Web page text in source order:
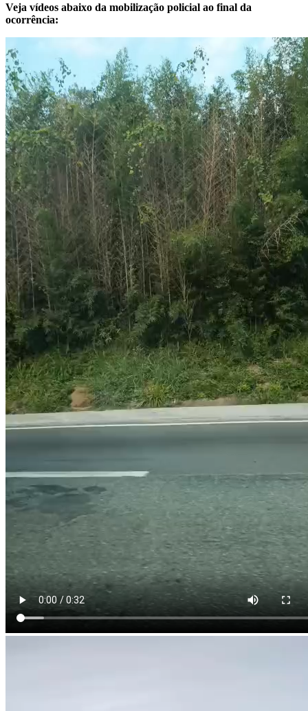
Veja vídeos abaixo da mobilização policial ao final da
ocorrência: